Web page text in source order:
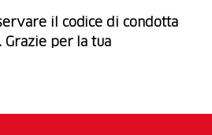
il codice di condotta
Grazie per la tua